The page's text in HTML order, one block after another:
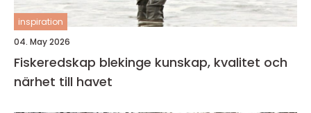
inspiration
04. May 2026
Fiskeredskap blekinge kunskap, kvalitet och
närhet till havet